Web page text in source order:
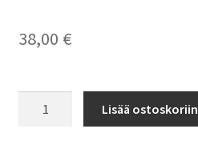
38,00 €
Lisää ostoskoriin